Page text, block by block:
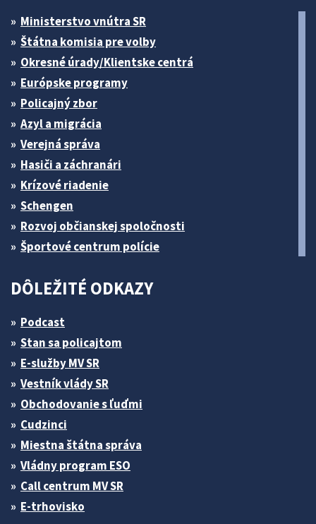
Ministerstvo vnútra SR
Štátna komisia pre volby
Okresné úrady/Klientske centrá
Európske programy
Policajný zbor
Azyl a migrácia
Verejná správa
Hasiči a záchranári
Krízové riadenie
Schengen
Rozvoj občianskej spoločnosti
Športové centrum polície
DÔLEŽITÉ ODKAZY
Podcast
Stan sa policajtom
E-služby MV SR
Vestník vlády SR
Obchodovanie s ľuďmi
Cudzinci
Miestna štátna správa
Vládny program ESO
Call centrum MV SR
E-trhovisko